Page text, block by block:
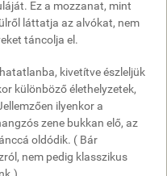
Ez a mozzanat, mint
láttatja az alvókat, nem
táncolja el.
kivetítve észleljük
különböző élethelyzetek,
ilyenkor a
zene bukkan elő, az
oldódik. ( Bár
nem pedig klasszikus